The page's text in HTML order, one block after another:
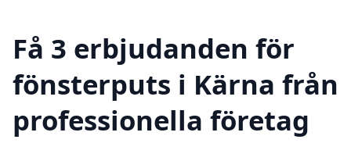
Få 3 erbjudanden för
fönsterputs i Kärna från
professionella företag